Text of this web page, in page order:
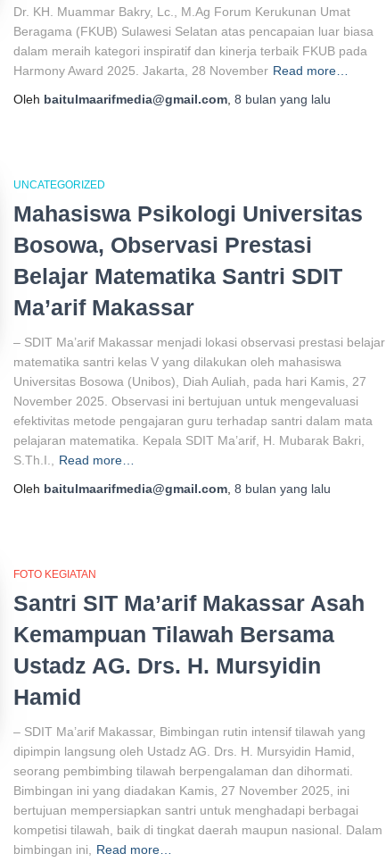
Dr. KH. Muammar Bakry, Lc., M.Ag Forum Kerukunan Umat
Beragama (FKUB) Sulawesi Selatan atas pencapaian luar biasa
dalam meraih kategori inspiratif dan kinerja terbaik FKUB pada
Harmony Award 2025. Jakarta, 28 November Read more…
Oleh baitulmaarifmedia@gmail.com 8 bulan yang lalu
UNCATEGORIZED
Mahasiswa Psikologi Universitas
Bosowa, Observasi Prestasi
Belajar Matematika Santri SDIT
Ma’arif Makassar
– SDIT Ma’arif Makassar menjadi lokasi observasi prestasi belajar
matematika santri kelas V yang dilakukan oleh mahasiswa
Universitas Bosowa (Unibos), Diah Auliah, pada hari Kamis, 27
November 2025. Observasi ini bertujuan untuk mengevaluasi
efektivitas metode pengajaran guru terhadap santri dalam mata
pelajaran matematika. Kepala SDIT Ma’arif, H. Mubarak Bakri,
S.Th.I.,
Read more…
Oleh baitulmaarifmedia@gmail.com 8 bulan yang lalu
FOTO KEGIATAN
Santri SIT Ma’arif Makassar Asah
Kemampuan Tilawah Bersama
Ustadz AG. Drs. H. Mursyidin
Hamid
– SDIT Ma’arif Makassar, Bimbingan rutin intensif tilawah yang
dipimpin langsung oleh Ustadz AG. Drs. H. Mursyidin Hamid,
seorang pembimbing tilawah berpengalaman dan dihormati.
Bimbingan ini yang diadakan Kamis, 27 November 2025, ini
bertujuan mempersiapkan santri untuk menghadapi berbagai
kompetisi tilawah, baik di tingkat daerah maupun nasional. Dalam
bimbingan ini,
Read more…